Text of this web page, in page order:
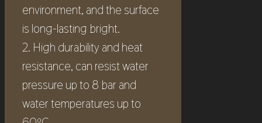
environment, and the surface
is long-lasting bright.
2. High durability and heat
resistance, can resist water
pressure up to 8 bar and
water temperatures up to